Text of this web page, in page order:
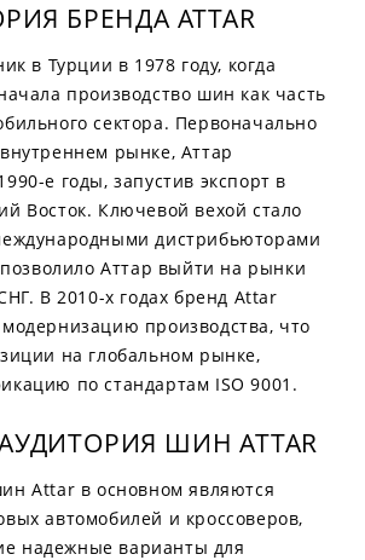
БРЕНДА ATTAR
в Турции в 1978 году, когда
производство шин как часть
сектора. Первоначально
рынке, Аттар
е годы, запустив экспорт в
Восток. Ключевой вехой стало
дистрибьюторами
позволило Аттар выйти на рынки
В 2010-х годах бренд Attar
производства, что
на глобальном рынке,
по стандартам ISO 9001.
ШИН ATTAR
Attar в основном являются
автомобилей и кроссоверов,
надежные варианты для